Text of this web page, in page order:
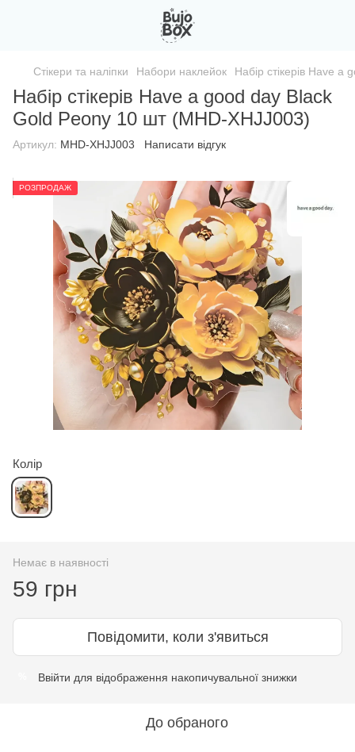
Стікери та наліпки Набори наклейок Набір стікерів Have
Набір стікерів Have a good day Black
Gold Peony 10 шт (MHD-XHJJ003)
Артикул: MHD-XHJJ003 Написати відгук
РОЗПРОДАЖ
Колір
Немає в наявності
59 грн
Повідомити, коли з'явиться
Ввійти для відображення накопичувальної знижки
До обраного